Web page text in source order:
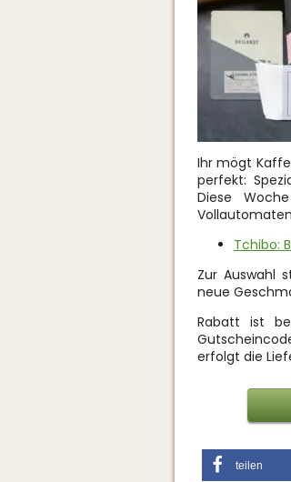
Ihr mögt
perfekt:
Diese
Tchibo:
Zur Auswahl
neue
Rabatt ist
erfolgt die
teilen